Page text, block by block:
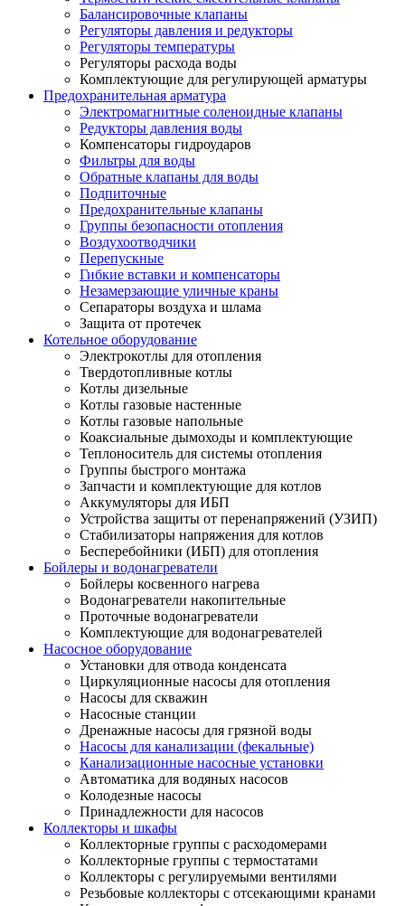
Балансировочные клапаны
Регуляторы давления и редукторы
Регуляторы температуры
Регуляторы расхода воды
Комплектующие для регулирующей арматуры
Предохранительная арматура
Электромагнитные соленоидные клапаны
Редукторы давления воды
Компенсаторы гидроударов
Фильтры для воды
Обратные клапаны для воды
Подпиточные
Предохранительные клапаны
Группы безопасности отопления
Воздухоотводчики
Перепускные
Гибкие вставки и компенсаторы
Незамерзающие уличные краны
Сепараторы воздуха и шлама
Защита от протечек
Котельное оборудование
Электрокотлы для отопления
Твердотопливные котлы
Котлы дизельные
Котлы газовые настенные
Котлы газовые напольные
Коаксиальные дымоходы и комплектующие
Теплоноситель для системы отопления
Группы быстрого монтажа
Запчасти и комплектующие для котлов
Аккумуляторы для ИБП
Устройства защиты от перенапряжений (УЗИП)
Стабилизаторы напряжения для котлов
Бесперебойники (ИБП) для отопления
Бойлеры и водонагреватели
Бойлеры косвенного нагрева
Водонагреватели накопительные
Проточные водонагреватели
Комплектующие для водонагревателей
Насосное оборудование
Установки для отвода конденсата
Циркуляционные насосы для отопления
Насосы для скважин
Насосные станции
Дренажные насосы для грязной воды
Насосы для канализации (фекальные)
Канализационные насосные установки
Автоматика для водяных насосов
Колодезные насосы
Принадлежности для насосов
Коллекторы и шкафы
Коллекторные группы с расходомерами
Коллекторные группы с термостатами
Коллекторы с регулируемыми вентилями
Резьбовые коллекторы с отсекающими кранами